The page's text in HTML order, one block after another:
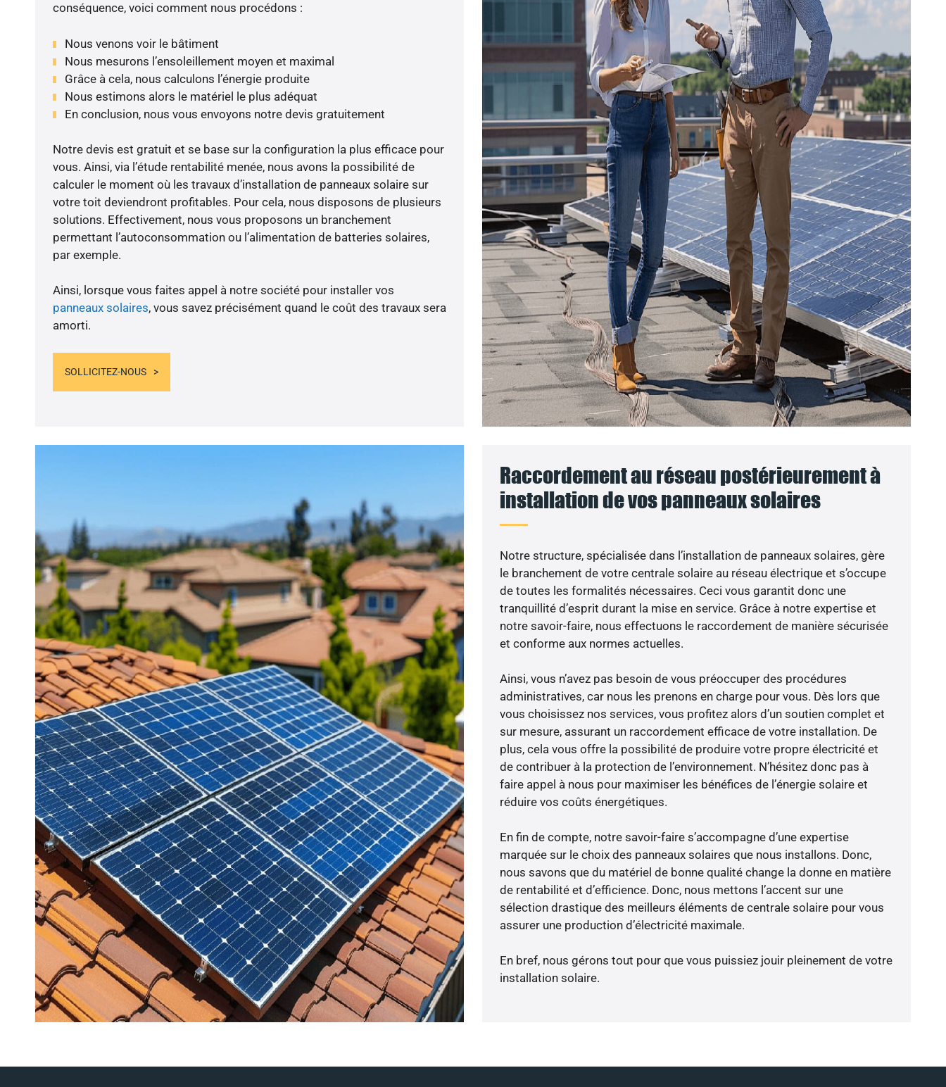
conséquence, voici comment nous procédons :
Nous venons voir le bâtiment
Nous mesurons l’ensoleillement moyen et maximal
Grâce à cela, nous calculons l’énergie produite
Nous estimons alors le matériel le plus adéquat
En conclusion, nous vous envoyons notre devis gratuitement
Notre devis est gratuit et se base sur la configuration la plus efficace pour
vous. Ainsi, via l’étude rentabilité menée, nous avons la possibilité de
calculer le moment où les travaux d’installation de panneaux solaire sur
votre toit deviendront profitables. Pour cela, nous disposons de plusieurs
solutions. Effectivement, nous vous proposons un branchement
permettant l’autoconsommation ou l’alimentation de batteries solaires,
par exemple.
Ainsi, lorsque vous faites appel à notre société pour installer vos
panneaux solaires, vous savez précisément quand le coût des travaux sera
amorti.
SOLLICITEZ-NOUS
Raccordement au réseau postérieurement à
installation de vos panneaux solaires
Notre structure, spécialisée dans l’installation de panneaux solaires, gère
le branchement de votre centrale solaire au réseau électrique et s’occupe
de toutes les formalités nécessaires. Ceci vous garantit donc une
tranquillité d’esprit durant la mise en service. Grâce à notre expertise et
notre savoir-faire, nous effectuons le raccordement de manière sécurisée
et conforme aux normes actuelles.
Ainsi, vous n’avez pas besoin de vous préoccuper des procédures
administratives, car nous les prenons en charge pour vous. Dès lors que
vous choisissez nos services, vous profitez alors d’un soutien complet et
sur mesure, assurant un raccordement efficace de votre installation. De
plus, cela vous offre la possibilité de produire votre propre électricité et
de contribuer à la protection de l’environnement. N’hésitez donc pas à
faire appel à nous pour maximiser les bénéfices de l’énergie solaire et
réduire vos coûts énergétiques.
En fin de compte, notre savoir-faire s’accompagne d’une expertise
marquée sur le choix des panneaux solaires que nous installons. Donc,
nous savons que du matériel de bonne qualité change la donne en matière
de rentabilité et d’efficience. Donc, nous mettons l’accent sur une
sélection drastique des meilleurs éléments de centrale solaire pour vous
assurer une production d’électricité maximale.
En bref, nous gérons tout pour que vous puissiez jouir pleinement de votre
installation solaire.